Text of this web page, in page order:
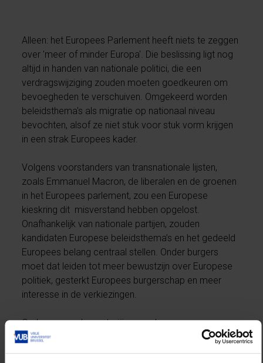
Alleen: het Europees Parlement heeft niets te zeggen
over 'meer of minder Europa'. Die beslissing ligt nog
altijd in handen van nationale politici, die een
verdragswijziging zouden moeten goedkeuren om
bevoegheden te verschuiven. Omgekeerd worden
beleidsthema's als migratie op nationaal niveau
bevochten, alsof ze niet stuk voor stuk vorm krijgen
in een strak Europees kader.
Volgens voorstanders van transnationale lijsten,
zoals Emmanuel Macron, de liberalen en de groenen
in het Europees parlement, zou een Europese
kieskring dit misverstand hebben opgelost.
Onafhankelijk van nationale partijen, zouden
kandidaten Europese beleidsthema’s en het gedeeld
Europees belang centraal stellen. Onder burgers
moet dat leiden tot meer bewustzijn over Europese
politiek, gesterkt Europees burgerschap en meer
interesse in de verkiezingen.
Onder europarlementariërs van de
sociaaldemocratische S&D en de
christendemocratische EVP was de weerstand